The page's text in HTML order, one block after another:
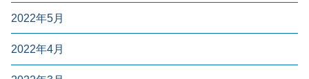
2022年5月
2022年4月